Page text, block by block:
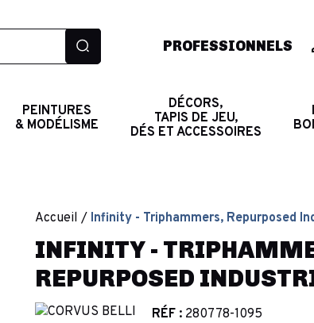
PROFESSIONNELS
PEINTURES
& MODÉLISME
DÉCORS,
TAPIS DE JEU,
DÉS ET ACCESSOIRES
Accueil Infinity - Triphammers, Repurposed
INFINITY -
REPURPOSED
RÉF : 280778-1095